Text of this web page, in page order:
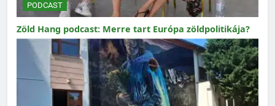
PODCAST
Zöld Hang podcast: Merre tart Európa zöldpolitikája?